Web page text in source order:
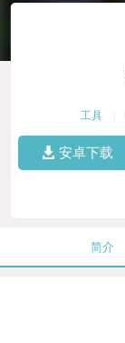
工具
安卓下载
简介